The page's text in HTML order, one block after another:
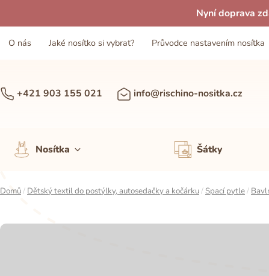
Nyní doprava
O nás Jaké nosítko si vybrat? Průvodce nastavením nosítka
+421 903 155 021 info@rischino-nositka.cz
Nosítka Šátky
Domů/ Dětský textil do postýlky, autosedačky a kočárku/ Spací pytle/